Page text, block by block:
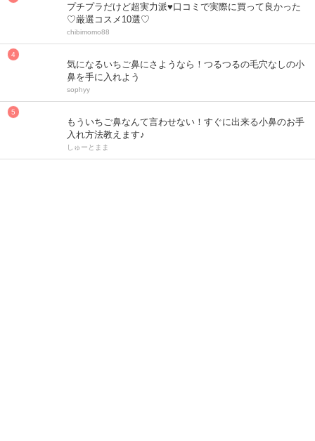
プチプラだけど超実力派♥口コミで実際に買って良かった
♡厳選コスメ10選♡
chibimomo88
気になるいちご鼻にさようなら！つるつるの毛穴なしの小
鼻を手に入れよう
sophyy
もういちご鼻なんて言わせない！すぐに出来る小鼻のお手
入れ方法教えます♪
しゅーとまま